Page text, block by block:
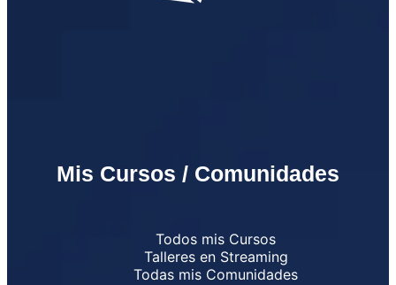
Mis Cursos / Comunidades
Todos mis Cursos
Talleres en Streaming
Todas mis Comunidades